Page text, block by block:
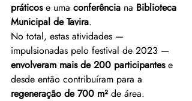
práticos e uma conferência na Biblioteca
Municipal de Tavira.
No total, estas atividades —
impulsionadas pelo festival de 2023 —
envolveram mais de 200 participantes e
desde então contribuíram para a
regeneração de 700 m² de área.